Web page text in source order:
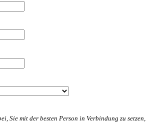
Sie mit der besten Person in Verbindung zu setzen,